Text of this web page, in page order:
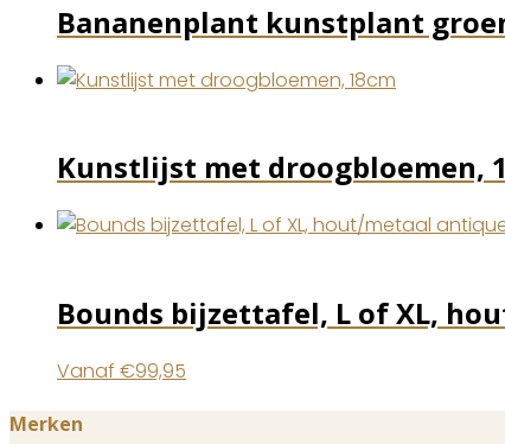
Bananenplant kunstplant
Kunstlijst met droogbloemen,
Bounds bijzettafel, L of XL,
Vanaf €99,95
Merken